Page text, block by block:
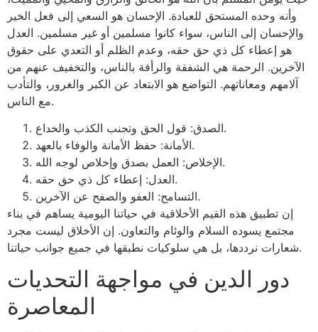
وأنه وحده المستحق للعبادة. الإحسان هو السعي إلى فعل الخير
والإحسان إلى الناس، سواء كانوا مسلمين أو غير مسلمين. العدل
هو إعطاء كل ذي حق حقه، وعدم الظلم أو التعدي على حقوق
الآخرين. الرحمة هي الشفقة والرأفة بالناس، والتخفيف عنهم من
آلامهم ومعاناتهم. التواضع هو الابتعاد عن الكبر والغرور، والتأدب
مع الناس.
الصدق: قول الحق وتجنب الكذب والخداع.
الأمانة: حفظ الأمانة والوفاء بالعهد.
الإخلاص: العمل بصدق وإخلاص لوجه الله.
العدل: إعطاء كل ذي حق حقه.
التسامح: العفو والصفح عن الآخرين.
إن تطبيق هذه القيم الأخلاقية في حياتنا اليومية يساهم في بناء
مجتمع يسوده السلام والوئام والتعاون. إن الأخلاق ليست مجرد
شعارات نرددها، بل هي سلوكيات نطبقها في جميع جوانب حياتنا.
دور الدين في مواجهة التحديات
المعاصرة